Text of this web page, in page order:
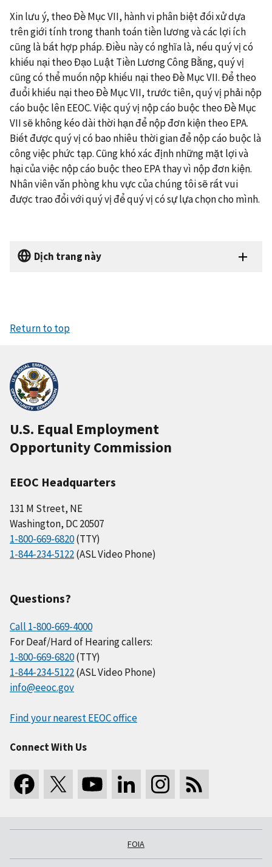
Xin lưu ý, theo Đề Mục VII, hành vi phân biệt đối xử dựa
trên giới tính trong thanh toán tiền lương và các lợi ích
cũng là bất hợp pháp. Điều này có nghĩa là, nếu quý vị có
khiếu nại theo Đạo Luật Tiền Lương Công Bằng, quý vị
cũng có thể muốn nộp khiếu nại theo Đề Mục VII. Để theo
đuổi khiếu nại theo Đề Mục VII, trước tiên, quý vị phải nộp
cáo buộc lên EEOC. Việc quý vị nộp cáo buộc theo Đề Mục
VII sẽ không kéo dài thời hạn để nộp đơn kiện theo EPA.
Biết được quý vị có bao nhiêu thời gian để nộp cáo buộc là
công việc phức tạp. Cũng khó xác định những mặt lợi và
hại của việc nộp cáo buộc theo EPA thay vì nộp đơn kiện.
Nhân viên văn phòng khu vực của chúng tôi sẽ rất vui
được trao đổi với quý vị để quý vị có sự lựa chọn cho mình.
Dịch trang này
Return to top
U.S. Equal Employment
Opportunity Commission
EEOC Headquarters
131 M Street, NE
Washington, DC 20507
1-800-669-6820(TTY)
1-844-234-5122(ASL Video Phone)
Questions?
Call 1-800-669-4000
For Deaf/Hard of Hearing callers:
1-800-669-6820(TTY)
1-844-234-5122(ASL Video Phone)
info@eeoc.gov
Find your nearest EEOC office
Connect With Us
FOIA